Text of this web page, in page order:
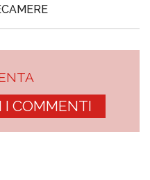
I COMMENTI